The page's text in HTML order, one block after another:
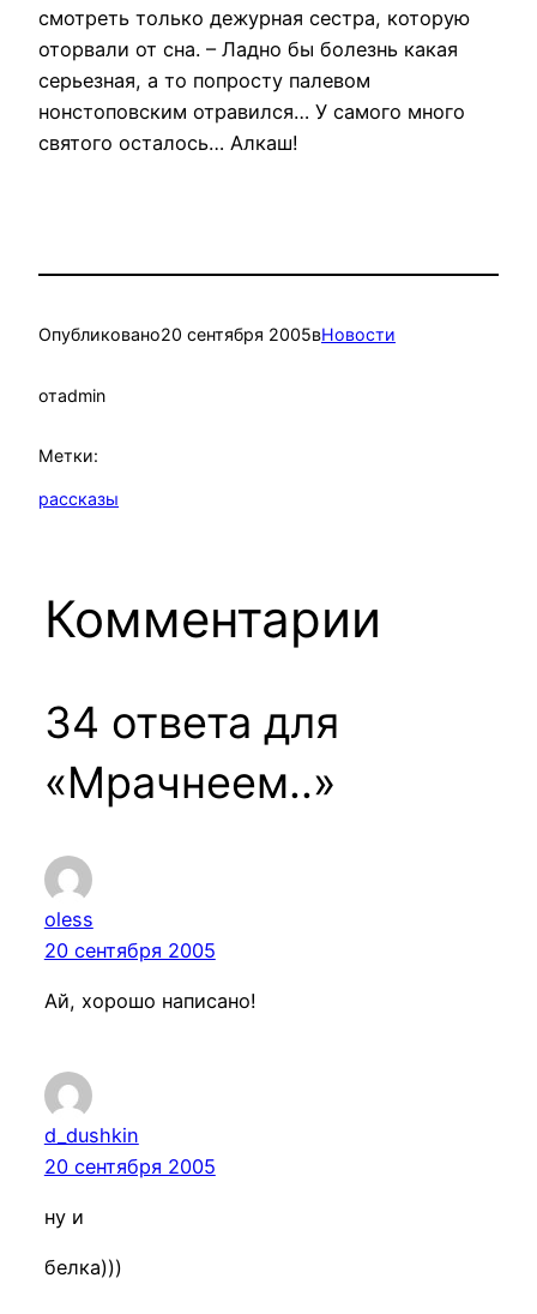
смотреть только дежурная сестра, которую
оторвали от сна. – Ладно бы болезнь какая
серьезная, а то попросту палевом
нонстоповским отравился… У самого много
святого осталось… Алкаш!
Опубликовано20 сентября 2005вНовости
отadmin
Метки:
рассказы
Комментарии
34 ответа для
«Мрачнеем..»
oless
20 сентября 2005
Ай, хорошо написано!
d_dushkin
20 сентября 2005
ну и
белка)))